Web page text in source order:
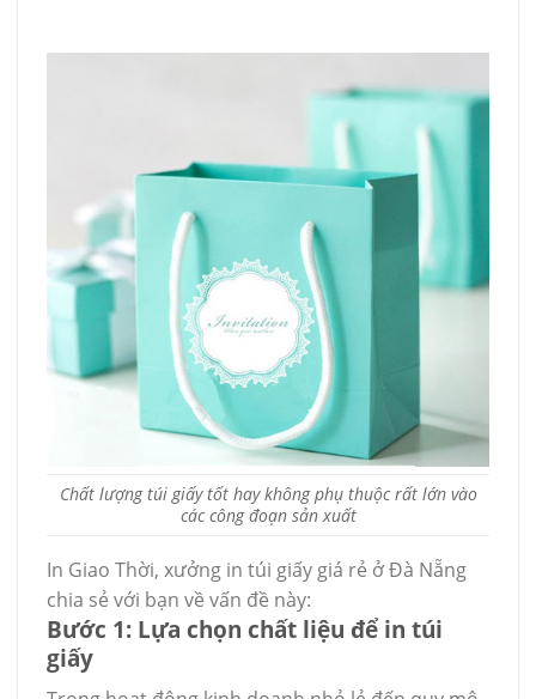
Chất lượng túi giấy tốt hay không phụ thuộc rất lớn vào
các công đoạn sản xuất
In Giao Thời, xưởng in túi giấy giá rẻ ở Đà Nẵng
chia sẻ với bạn về vấn đề này:
Bước 1: Lựa chọn chất liệu để in túi
giấy